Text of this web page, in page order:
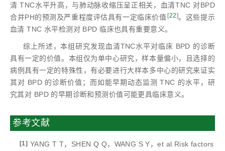
清 TNC水平升高，与肺动脉收缩压呈正相关，血清TNC 对BPD
合并PH的预测及严重程度评估具有一定临床价值 [22]。这些提示
血清 TNC 水平检测对 BPD 临床也具有重要意义。
综上所述，本组研究发现血清TNC水平对临床 BPD 的诊断
具有一定的价值。本组仅为单中心研究，样本量偏小，且选择的
病例具有一定的特殊性，有必要进行大样本多中心的研究来证实
其对 BPD 的诊断价值；而如能早期动态监测 TNC 的水平，研
究其对 BPD 的早期诊断和预测价值可能更具临床意义。
参考文献
[1] YANG T T，SHEN Q Q，WANG S Y，et al.Risk factors